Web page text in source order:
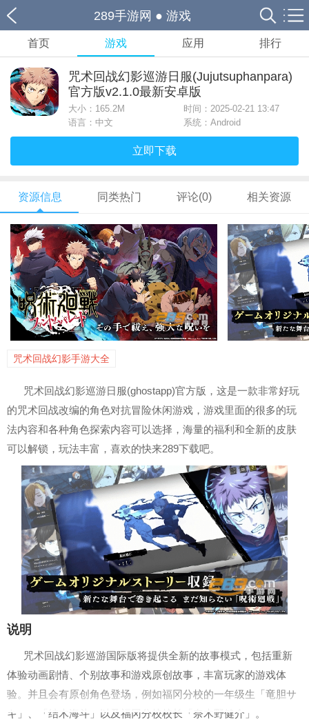
289手游网 ● 游戏
首页 游戏 应用 排行
咒术回战幻影巡游日服(Jujutsuphanpara)
官方版v2.1.0最新安卓版
大小： 165.2M
时间：2025-02-21 13:47
语言：中文
系统：Android
立即下载
资源信息 同类热门 评论(0) 相关资源
咒术回战幻影手游大全
咒术回战幻影巡游日服(ghostapp)官方版，这是一款非常好玩
的咒术回战改编的角色对抗冒险休闲游戏，游戏里面的很多的玩
法内容和各种角色探索内容可以选择，海量的福利和全新的皮肤
可以解锁，玩法丰富，喜欢的快来289下载吧。
说明
咒术回战幻影巡游国际版将提供全新的故事模式，包括重新
体验动画剧情、个别故事和游戏原创故事，丰富玩家的游戏体
验。并且会有原创角色登场，例如福冈分校的一年级生「竜胆サ
キ」、「结木海斗」以及福冈分校校长「奈木野健介」。